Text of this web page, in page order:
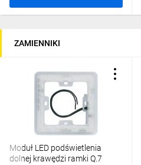
ZAMIENNIKI
Moduł LED podświetlenia
dolnej krawędzi ramki Q.7